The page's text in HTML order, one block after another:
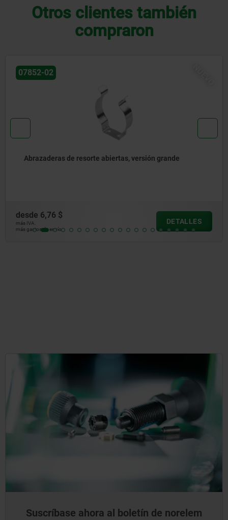
Otros clientes también
compraron
abiertas, versión grande Abrazaderas de
desde
más IVA.
más gastos de envío
Suscríbase ahora al boletín de norelem